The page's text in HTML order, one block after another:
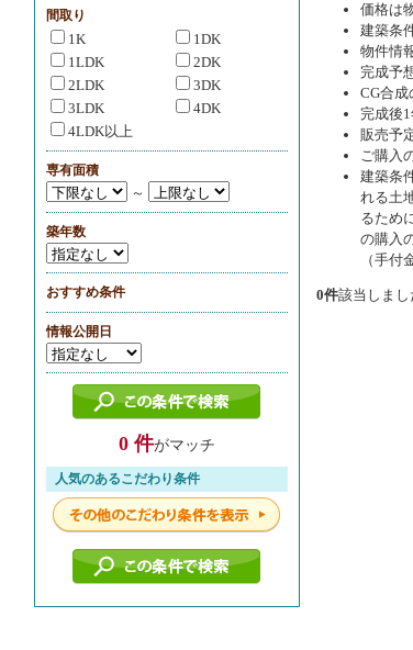
価格は
建築条
物件情
完成予
CG合成
完成後
販売予
ご購入
建築条
れる土
るため
の購入
（手付
0件該当しまし
間取り
1K
1DK
1LDK
2DK
2LDK
3DK
3LDK
4DK
4LDK以上
専有面積
～
築年数
おすすめ条件
情報公開日
0 件がマッチ
人気のあるこだわり条件